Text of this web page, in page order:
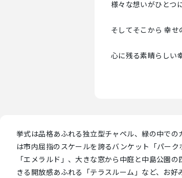
様々な想いがひとつ
そしてそこから 幸
心に残る素晴らしい
挙式は品格あふれる独立型チャペル、緑の中で
は市内屈指のスケールを誇るバンケット「パー
「エメラルド」、大きな窓から中庭と中島公園
きる開放感あふれる「テラスルーム」など、お